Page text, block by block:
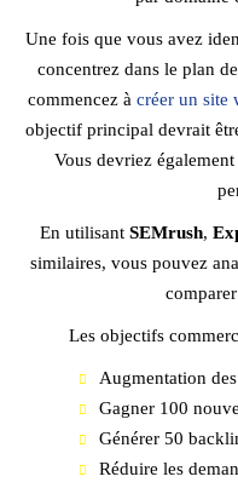
Une fois que vous avez
concentrez dans le plan
commencez à créer un site
objectif principal devrait
Vous devriez
En utilisant SEMrush,
similaires, vous pouvez
Les objectifs
Augmentation
Gagner 100
Générer 50
Réduire les